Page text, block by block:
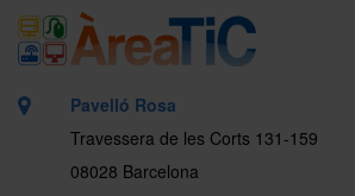
Pavelló Rosa
Travessera de les Corts 131-159
08028 Barcelona